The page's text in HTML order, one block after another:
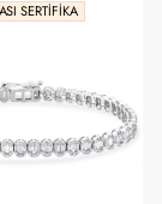
SERTIFIKA